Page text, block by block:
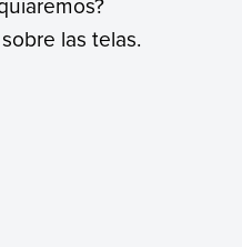
las telas.